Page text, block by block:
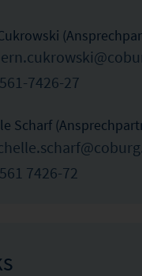
7426-27
Scharf
7426-72